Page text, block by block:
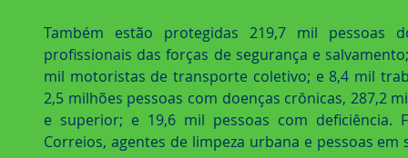
Também estão protegidas 219,7 mil pessoas
profissionais das forças de segurança e
mil motoristas de transporte coletivo; e 8,4 mil
2,5 milhões pessoas com doenças crônicas, 287,2
e superior; e 19,6 mil pessoas com deficiência.
Correios, agentes de limpeza urbana e pessoas